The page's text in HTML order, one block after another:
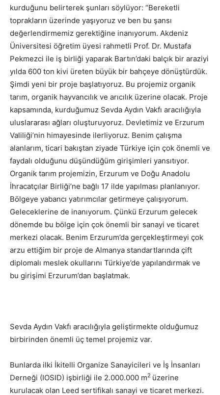
kurduğunu belirterek şunları söylüyor: “Bereketli
toprakların üzerinde yaşıyoruz ve ben bu şansı
değerlendirmemiz gerektiğine inanıyorum. Akdeniz
Üniversitesi öğretim üyesi rahmetli Prof. Dr. Mustafa
Pekmezci ile iş birliği yaparak Bartın’daki balçık bir araziyi
yılda 600 ton kivi üreten büyük bir bahçeye dönüştürdük.
Şimdi yeni bir proje başlatıyoruz. Bu projemiz organik
tarım, organik hayvancılık ve arıcılık üzerine olacak. Proje
kapsamında, kurduğumuz Sevda Aydın Vakfı aracılığıyla
uluslararası ağları oluşturuyoruz. Devletimiz ve Erzurum
Valiliği’nin himayesinde ilerliyoruz. Benim çalışma
alanlarım, ticari bakıştan ziyade Türkiye için çok önemli ve
faydalı olduğunu düşündüğüm girişimleri yansıtıyor.
Organik tarım projemizin, Erzurum ve Doğu Anadolu
İhracatçılar Birliği’ne bağlı 17 ilde yapılması planlanıyor.
Bölgeye yabancı yatırımcılar getirmeye çalışıyorum.
Geleceklerine de inanıyorum. Çünkü Erzurum gelecek
dönemde bu bölge için çok önemli bir sanayi ve ticaret
merkezi olacak. Benim Erzurum’da gerçekleştirmeyi çok
arzu ettiğim bir proje de Almanya standartlarında çift
diplomalı meslek okullarını Türkiye’de yapılandırmak ve
bu girişimi Erzurum’dan başlatmak.
Sevda Aydın Vakfı aracılığıyla geliştirmekte olduğumuz
birbirinden önemli üç temel projemiz var.
Bunlarda ilki İkitelli Organize Sanayicileri ve İş İnsanları
Derneği (IOSID) işbirliği ile 2.000.000 m2 üzerine
kurulacak olan Leed sertifikalı sanayi ve ticaret merkezi.